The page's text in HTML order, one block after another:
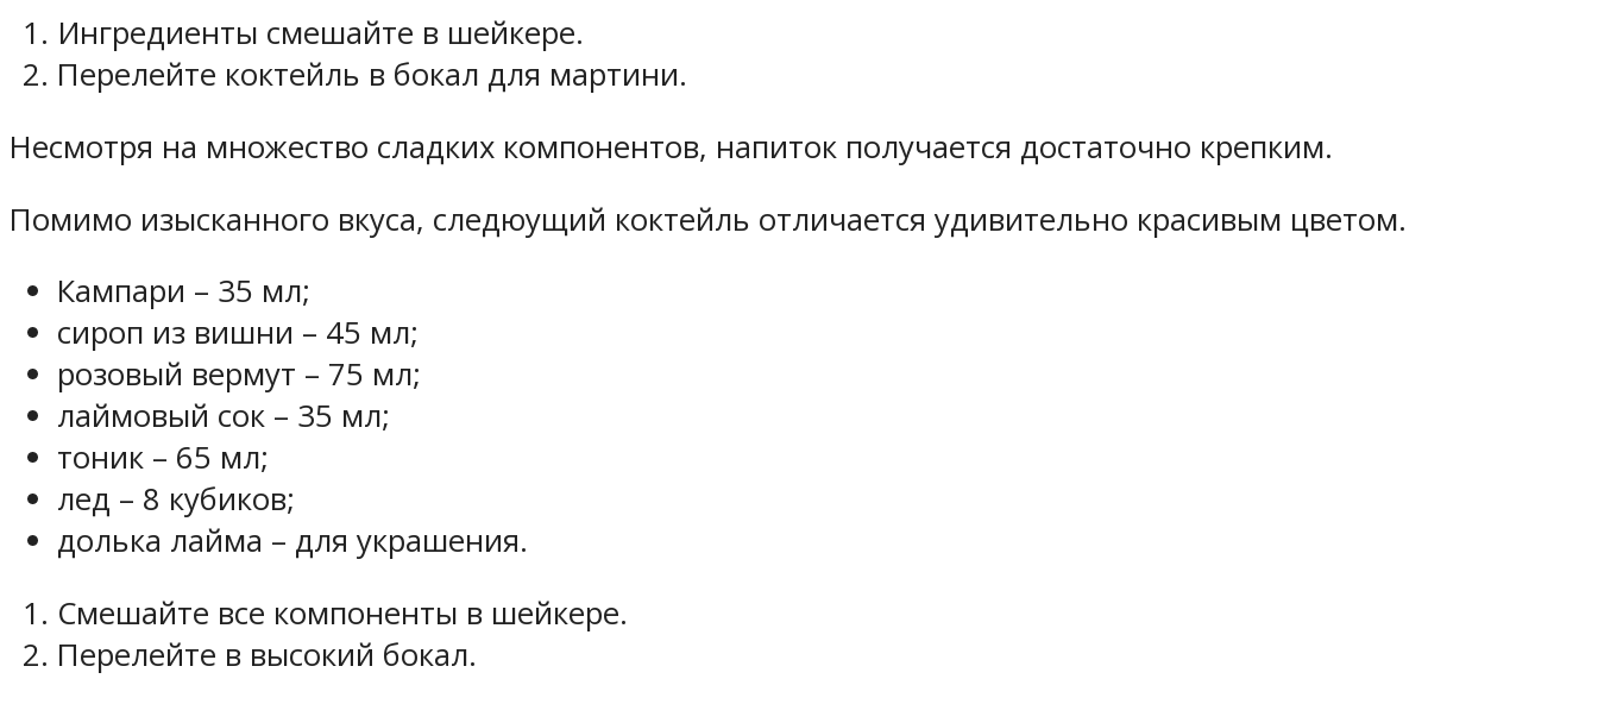
Ингредиенты смешайте в шейкере.
Перелейте коктейль в бокал для мартини.
Несмотря на множество сладких компонентов, напиток получается достаточно крепким.
Помимо изысканного вкуса, следюущий коктейль отличается удивительно красивым цветом.
Кампари – 35 мл;
сироп из вишни – 45 мл;
розовый вермут – 75 мл;
лаймовый сок – 35 мл;
тоник – 65 мл;
лед – 8 кубиков;
долька лайма – для украшения.
Смешайте все компоненты в шейкере.
Перелейте в высокий бокал.